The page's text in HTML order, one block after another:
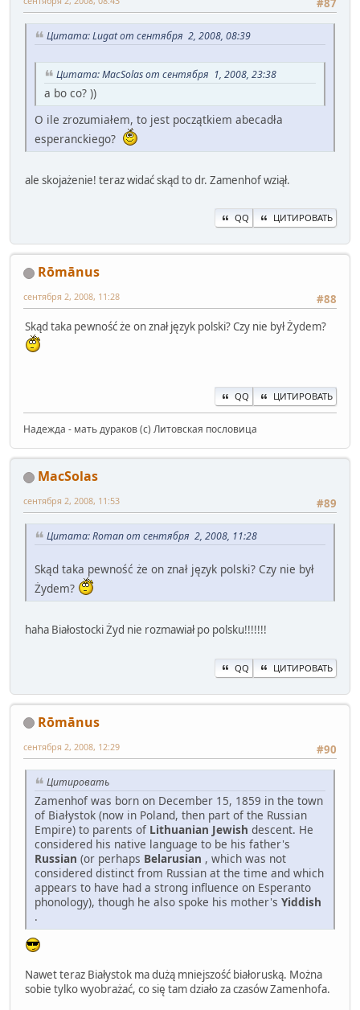
#87
Цитата: Lugat от сентября 2, 2008, 08:39
Цитата: MacSolas от сентября 1, 2008, 23:38
a bo co? ))
O ile zrozumiałem, to jest początkiem abecadła
esperanckiego?
ale skojażenie! teraz widać skąd to dr. Zamenhof wziął.
QQ ЦИТИРОВАТЬ
Rōmānus
#88
сентября 2, 2008, 11:28
Skąd taka pewność że on znał język polski? Czy nie był Żydem?
QQ ЦИТИРОВАТЬ
Надежда - мать дураков (с) Литовская пословица
MacSolas
#89
сентября 2, 2008, 11:53
Цитата: Roman от сентября 2, 2008, 11:28
Skąd taka pewność że on znał język polski? Czy nie był
Żydem?
haha Białostocki Żyd nie rozmawiał po polsku!!!!!!!
QQ ЦИТИРОВАТЬ
Rōmānus
#90
сентября 2, 2008, 12:29
Цитировать
Zamenhof was born on December 15, 1859 in the town
of Białystok (now in Poland, then part of the Russian
Empire) to parents of Lithuanian Jewish descent. He
considered his native language to be his father's
Russian (or perhaps Belarusian , which was not
considered distinct from Russian at the time and which
appears to have had a strong influence on Esperanto
phonology), though he also spoke his mother's Yiddish
.
Nawet teraz Białystok ma dużą mniejszość białoruską. Można
sobie tylko wyobrażać, co się tam działo za czasów Zamenhofa.